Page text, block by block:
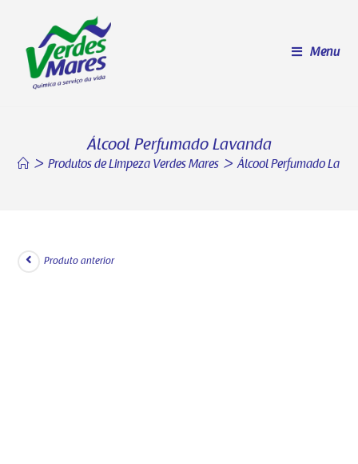
Menu
Álcool Perfumado Lavanda
> Produtos de Limpeza Verdes Mares > Álcool Perfumado
Produto anterior